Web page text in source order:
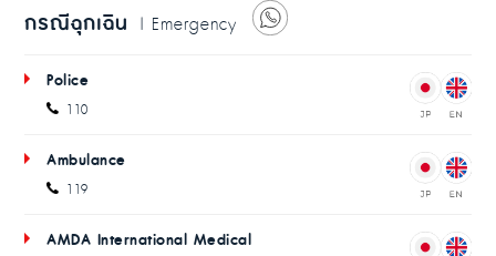
กรณีฉุกเฉิน | Emergency
Police
110
Ambulance
119
AMDA International Medical